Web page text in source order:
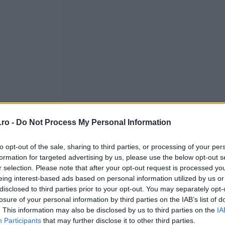
- Do Not Process My Personal Information
opt-out of the sale, sharing to third parties, or processing of your
for targeted advertising by us, please use the below opt-out
selection. Please note that after your opt-out request is processed
interest-based ads based on personal information utilized by us
to third parties prior to your opt-out. You may separately
of your personal information by third parties on the IAB’s list of
This information may also be disclosed by us to third parties on the
Participants that may further disclose it to other third parties.
ficatul în apă rece într-un bol pentru a ieși